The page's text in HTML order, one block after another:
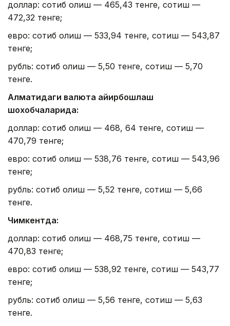
доллар: сотиб олиш — 465,43 тенге, сотиш —
472,32 тенге;
евро: сотиб олиш — 533,94 тенге, сотиш — 543,87
тенге;
рубль: сотиб олиш — 5,50 тенге, сотиш — 5,70
тенге.
Алматидаги валюта айирбошлаш
шохобчаларида:
доллар: сотиб олиш — 468, 64 тенге, сотиш —
470,79 тенге;
евро: сотиб олиш — 538,76 тенге, сотиш — 543,96
тенге;
рубль: сотиб олиш — 5,52 тенге, сотиш — 5,66
тенге.
Чимкентда:
доллар: сотиб олиш — 468,75 тенге, сотиш —
470,83 тенге;
евро: сотиб олиш — 538,92 тенге, сотиш — 543,77
тенге;
рубль: сотиб олиш — 5,56 тенге, сотиш — 5,63
тенге.